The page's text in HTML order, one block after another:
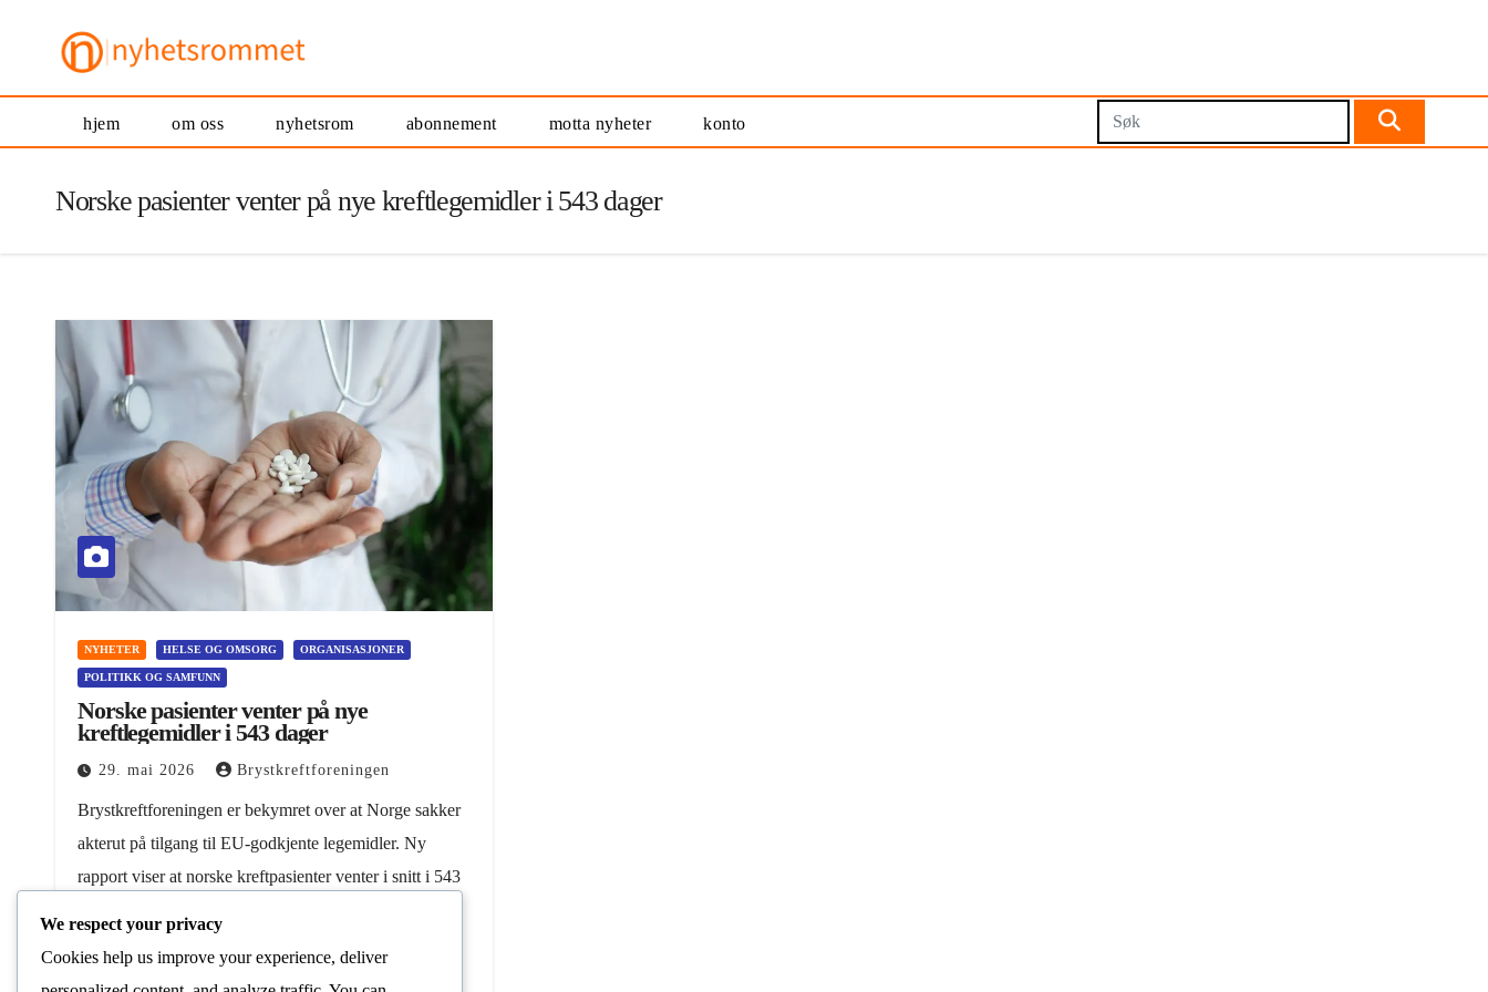
hjem om oss nyhetsrom abonnement motta nyheter konto
Norske pasienter venter på nye kreftlegemidler i 543 dager
NYHETER HELSE OG OMSORG ORGANISASJONER
POLITIKK OG SAMFUNN
Norske pasienter venter på nye
kreftlegemidler i 543 dager
29. mai 2026 Brystkreftforeningen
Brystkreftforeningen er bekymret over at Norge sakker
akterut på tilgang til EU-godkjente legemidler. Ny
rapport viser at norske kreftpasienter venter i snitt i 543
We respect your privacy
Cookies help us improve your experience, deliver